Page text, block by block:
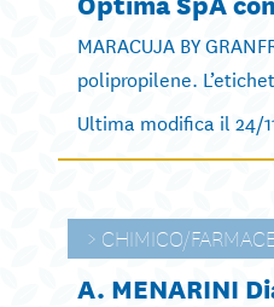
MARACUJA BY
polipropilene.
Ultima modifica il 24/
CHIMICO/
A. MENARINI